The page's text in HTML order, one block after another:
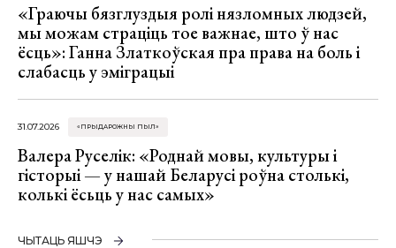
«Граючы бязглуздыя ролі нязломных людзей,
мы можам страціць тое важнае, што ў нас
ёсць»: Ганна Златкоўская пра права на боль і
слабасць у эміграцыі
31.07.2026 «ПРЫДАРОЖНЫ ПЫЛ»
Валера Руселік: «Роднай мовы, культуры і
гісторыі — у нашай Беларусі роўна столькі,
колькі ёсьць у нас самых»
ЧЫТАЦЬ ЯШЧЭ